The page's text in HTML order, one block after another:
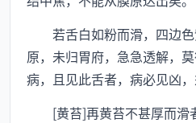
若舌白如粉而滑，四边色
原，未归胃府，急急透解，
病，且见此舌者，病必见凶，
[黄苔]再黄苔不甚厚而滑